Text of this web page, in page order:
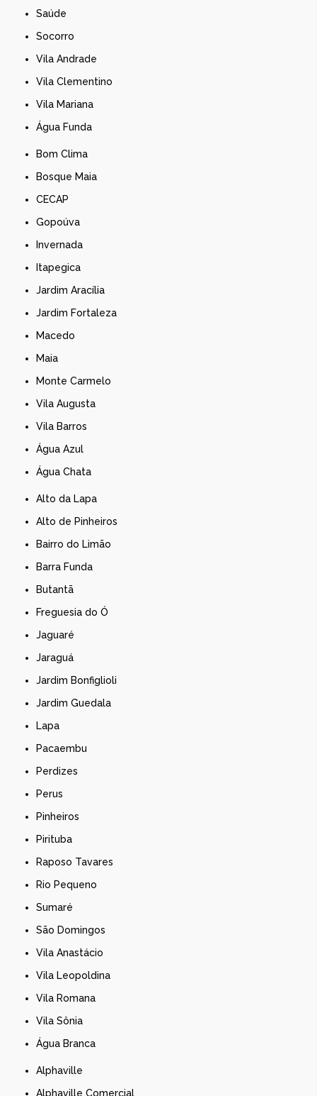
Saúde
Socorro
Vila Andrade
Vila Clementino
Vila Mariana
Água Funda
Bom Clima
Bosque Maia
CECAP
Gopoúva
Invernada
Itapegica
Jardim Aracília
Jardim Fortaleza
Macedo
Maia
Monte Carmelo
Vila Augusta
Vila Barros
Água Azul
Água Chata
Alto da Lapa
Alto de Pinheiros
Bairro do Limão
Barra Funda
Butantã
Freguesia do Ó
Jaguaré
Jaraguá
Jardim Bonfiglioli
Jardim Guedala
Lapa
Pacaembu
Perdizes
Perus
Pinheiros
Pirituba
Raposo Tavares
Rio Pequeno
Sumaré
São Domingos
Vila Anastácio
Vila Leopoldina
Vila Romana
Vila Sônia
Água Branca
Alphaville
Alphaville Comercial